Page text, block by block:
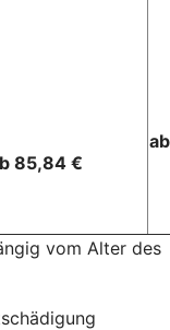
85,84 €
vom Alter des